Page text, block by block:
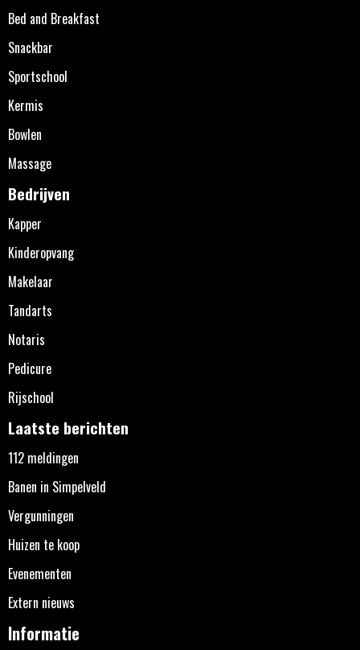
Bed and Breakfast
Snackbar
Sportschool
Kermis
Bowlen
Massage
Bedrijven
Kapper
Kinderopvang
Makelaar
Tandarts
Notaris
Pedicure
Rijschool
Laatste berichten
112 meldingen
Banen in Simpelveld
Vergunningen
Huizen te koop
Evenementen
Extern nieuws
Informatie